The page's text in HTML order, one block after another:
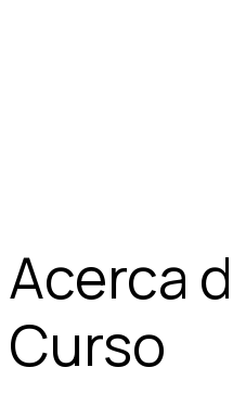
Acerca
Curso